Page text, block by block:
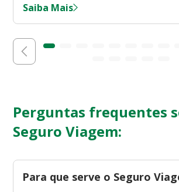
Saiba Mais
Perguntas frequentes
Seguro Viagem:
Para que serve o Seguro